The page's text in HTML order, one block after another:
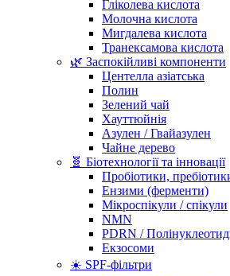
Гліколева кислота
Молочна кислота
Мигдалева кислота
Транексамова кислота
🌿 Заспокійливі компоненти
Центелла азіатська
Полин
Зелений чай
Хауттюйнія
Азулен / Гвайазулен
Чайне дерево
🧬 Біотехнології та інновації
Пробіотики,
Ензими (ферменти)
Мікроспікули / спікули
NMN
PDRN /
Екзосоми
☀️ SPF-фільтри